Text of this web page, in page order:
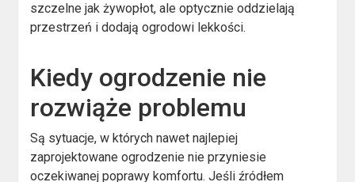
szczelne jak żywopłot, ale optycznie oddzielają
przestrzeń i dodają ogrodowi lekkości.
Kiedy ogrodzenie nie
rozwiąże problemu
Są sytuacje, w których nawet najlepiej
zaprojektowane ogrodzenie nie przyniesie
oczekiwanej poprawy komfortu. Jeśli źródłem